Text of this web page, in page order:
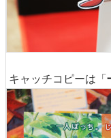
キャッチコピーは「